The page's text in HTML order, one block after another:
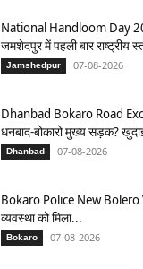
National Handloom Day
जमशेदपुर में पहली बार राष्ट्रीय
Jamshedpur 07-08-2026
Dhanbad Bokaro Road
धनबाद-बोकारो मुख्य सड़क?
Dhanbad 07-08-2026
Bokaro Police New Bolero
व्यवस्था को मिला...
Bokaro 07-08-2026